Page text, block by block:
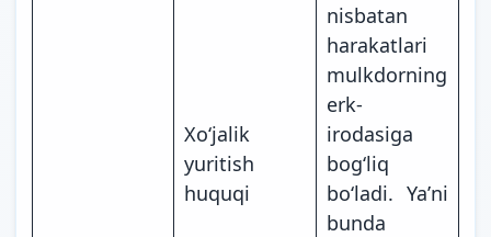
Xoʻjalik
yuritish
huquqi
nisbatan
harakatlari
mulkdorning
erk-
irodasiga
bogʻliq
boʻladi. Yaʼni
bunda